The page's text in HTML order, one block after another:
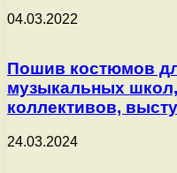
04.03.2022
Пошив костюмов
музыкальных
коллективов,
24.03.2024